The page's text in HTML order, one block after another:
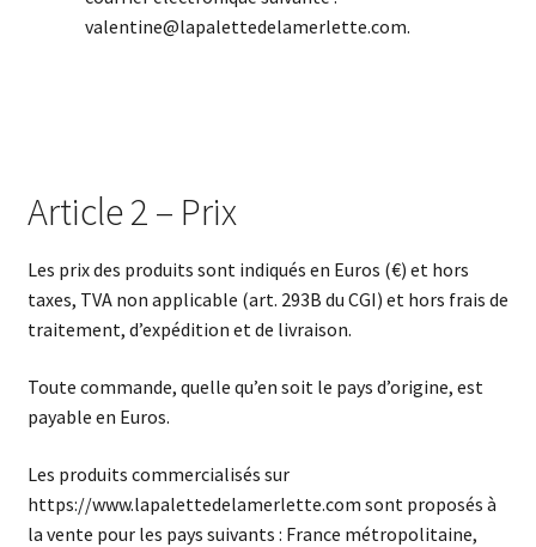
valentine@lapalettedelamerlette.com.
Article 2 – Prix
Les prix des produits sont indiqués en Euros (€) et hors
taxes, TVA non applicable (art. 293B du CGI) et hors frais de
traitement, d’expédition et de livraison.
Toute commande, quelle qu’en soit le pays d’origine, est
payable en Euros.
Les produits commercialisés sur
https://www.lapalettedelamerlette.com sont proposés à
la vente pour les pays suivants : France métropolitaine,